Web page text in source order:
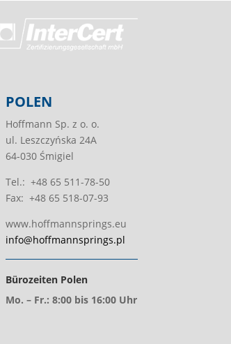
POLEN
Hoffmann Sp. z o. o.
ul. Leszczyńska 24A
64-030 Śmigiel
Tel.: +48 65 511-78-50
Fax: +48 65 518-07-93
www.hoffmannsprings.eu
info@hoffmannsprings.pl
Bürozeiten Polen
Mo. – Fr.: 8:00 bis 16:00 Uhr